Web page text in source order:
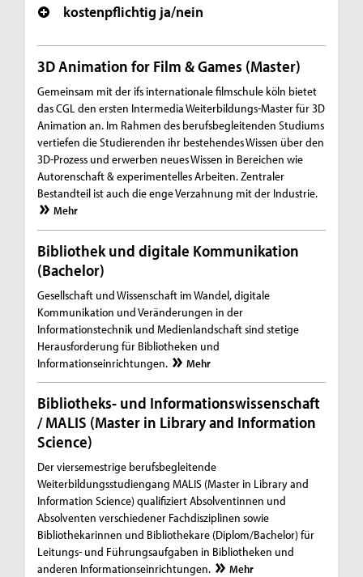
kostenpflichtig ja/nein
3D Animation for Film & Games (Master)
Gemeinsam mit der ifs internationale filmschule köln bietet
das CGL den ersten Intermedia Weiterbildungs-Master für 3D
Animation an. Im Rahmen des berufsbegleitenden Studiums
vertiefen die Studierenden ihr bestehendes Wissen über den
3D-Prozess und erwerben neues Wissen in Bereichen wie
Autorenschaft & experimentelles Arbeiten. Zentraler
Bestandteil ist auch die enge Verzahnung mit der Industrie.
Mehr
Bibliothek und digitale Kommunikation
(Bachelor)
Gesellschaft und Wissenschaft im Wandel, digitale
Kommunikation und Veränderungen in der
Informationstechnik und Medienlandschaft sind stetige
Herausforderung für Bibliotheken und
Informationseinrichtungen.
Mehr
Bibliotheks- und Informationswissenschaft
/ MALIS (Master in Library and Information
Science)
Der viersemestrige berufsbegleitende
Weiterbildungsstudiengang MALIS (Master in Library and
Information Science) qualifiziert Absolventinnen und
Absolventen verschiedener Fachdisziplinen sowie
Bibliothekarinnen und Bibliothekare (Diplom/Bachelor) für
Leitungs- und Führungsaufgaben in Bibliotheken und
anderen Informationseinrichtungen.
Mehr